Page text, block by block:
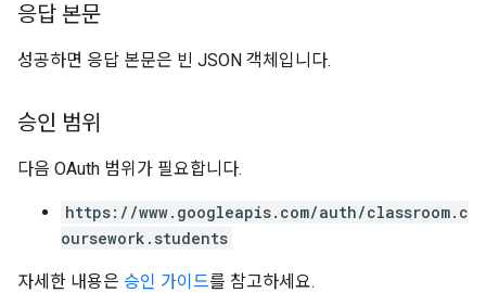
응답 본문
성공하면 응답 본문은 빈 JSON 객체입니다.
승인 범위
다음 OAuth 범위가 필요합니다.
https://www.googleapis.com/auth/classroom.c
oursework.students
자세한 내용은 승인 가이드를 참고하세요.